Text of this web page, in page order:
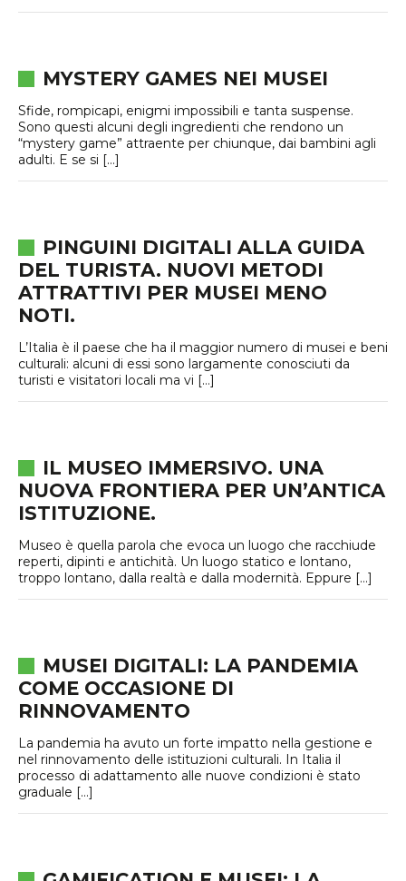
MYSTERY GAMES NEI MUSEI
Sfide, rompicapi, enigmi impossibili e tanta suspense.
Sono questi alcuni degli ingredienti che rendono un
“mystery game” attraente per chiunque, dai bambini agli
adulti. E se si […]
PINGUINI DIGITALI ALLA GUIDA
DEL TURISTA. NUOVI METODI
ATTRATTIVI PER MUSEI MENO
NOTI.
L’Italia è il paese che ha il maggior numero di musei e beni
culturali: alcuni di essi sono largamente conosciuti da
turisti e visitatori locali ma vi […]
IL MUSEO IMMERSIVO. UNA
NUOVA FRONTIERA PER UN’ANTICA
ISTITUZIONE.
Museo è quella parola che evoca un luogo che racchiude
reperti, dipinti e antichità. Un luogo statico e lontano,
troppo lontano, dalla realtà e dalla modernità. Eppure […]
MUSEI DIGITALI: LA PANDEMIA
COME OCCASIONE DI
RINNOVAMENTO
La pandemia ha avuto un forte impatto nella gestione e
nel rinnovamento delle istituzioni culturali. In Italia il
processo di adattamento alle nuove condizioni è stato
graduale […]